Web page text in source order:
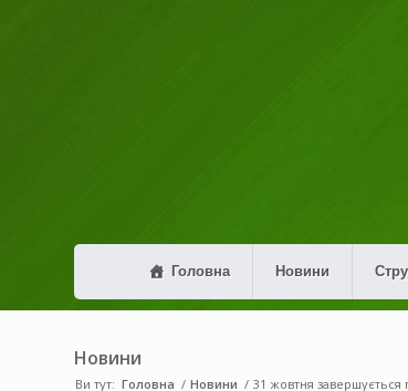
Головна Новини
Новини
Ви тут: Головна / Новини / 31 жовтня завершується